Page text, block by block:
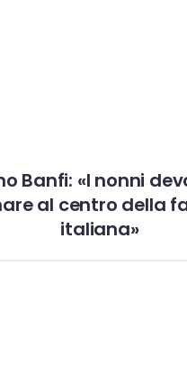
Banfi: «I nonni
al centro della
italiana»